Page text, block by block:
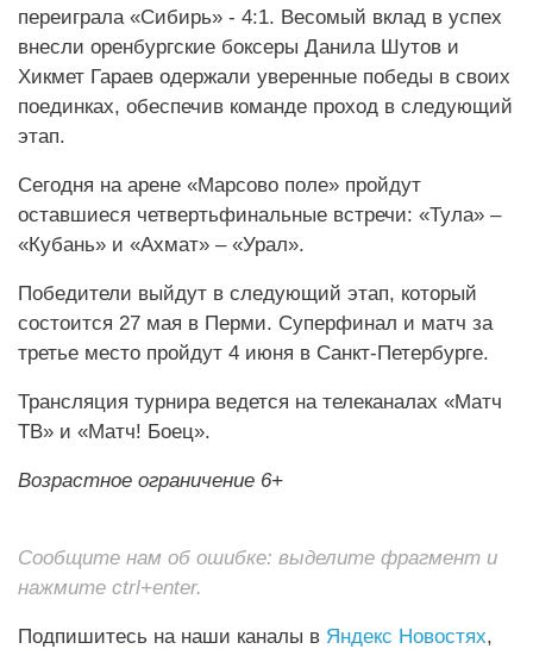
переиграла «Сибирь» - 4:1. Весомый вклад в успех
внесли оренбургские боксеры Данила Шутов и
Хикмет Гараев одержали уверенные победы в своих
поединках, обеспечив команде проход в следующий
этап.
Сегодня на арене «Марсово поле» пройдут
оставшиеся четвертьфинальные встречи: «Тула» –
«Кубань» и «Ахмат» – «Урал».
Победители выйдут в следующий этап, который
состоится 27 мая в Перми. Суперфинал и матч за
третье место пройдут 4 июня в Санкт-Петербурге.
Трансляция турнира ведется на телеканалах «Матч
ТВ» и «Матч! Боец».
Возрастное ограничение 6+
Сообщите нам об ошибке: выделите фрагмент и
нажмите ctrl+enter.
Подпишитесь на наши каналы в Яндекс Новостях,